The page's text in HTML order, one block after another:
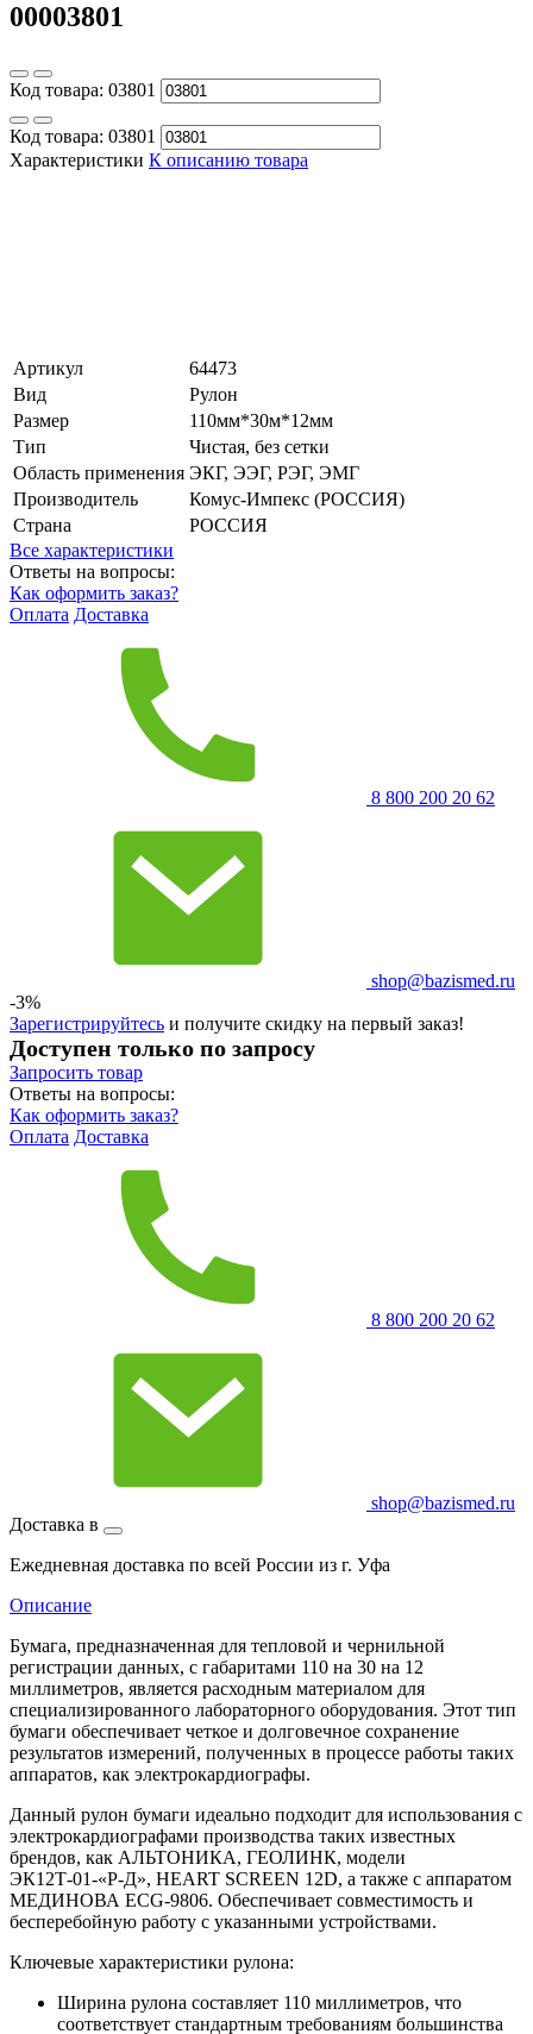
00003801
Код товара: 03801
Код товара: 03801
Характеристики К описанию товара
Артикул
64473
Вид
Рулон
Размер
110мм*30м*12мм
Тип
Чистая, без сетки
Область применения ЭКГ, ЭЭГ, РЭГ, ЭМГ
Производитель
Комус-Импекс (РОССИЯ)
Страна
РОССИЯ
Все характеристики
Ответы на вопросы:
Как оформить заказ?
Оплата Доставка
8 800 200 20 62
shop@bazismed.ru
-3%
Зарегистрируйтесь и получите скидку на первый заказ!
Доступен только по запросу
Запросить товар
Ответы на вопросы:
Как оформить заказ?
Оплата Доставка
8 800 200 20 62
shop@bazismed.ru
Доставка в
Ежедневная доставка по всей России из г. Уфа
Описание
Бумага, предназначенная для тепловой и чернильной
регистрации данных, с габаритами 110 на 30 на 12
миллиметров, является расходным материалом для
специализированного лабораторного оборудования. Этот тип
бумаги обеспечивает четкое и долговечное сохранение
результатов измерений, полученных в процессе работы таких
аппаратов, как электрокардиографы.
Данный рулон бумаги идеально подходит для использования с
электрокардиографами производства таких известных
брендов, как АЛЬТОНИКА, ГЕОЛИНК, модели
ЭК12Т-01-«Р-Д», HEART SCREEN 12D, а также с аппаратом
МЕДИНОВА ECG-9806. Обеспечивает совместимость и
бесперебойную работу с указанными устройствами.
Ключевые характеристики рулона:
Ширина рулона составляет 110 миллиметров, что
соответствует стандартным требованиям большинства